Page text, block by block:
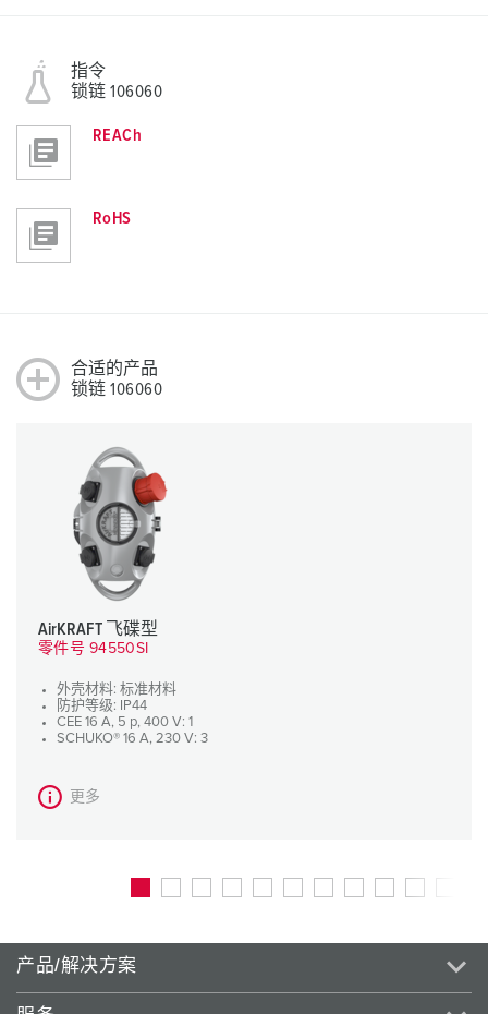
指令
锁链 106060
REACh
RoHS
合适的产品
锁链 106060
AirKRAFT 飞碟型
零件号 94550SI
外壳材料: 标准材料
防护等级: IP44
CEE 16 A, 5 p, 400 V: 1
SCHUKO® 16 A, 230 V: 3
更多
产品/解决方案